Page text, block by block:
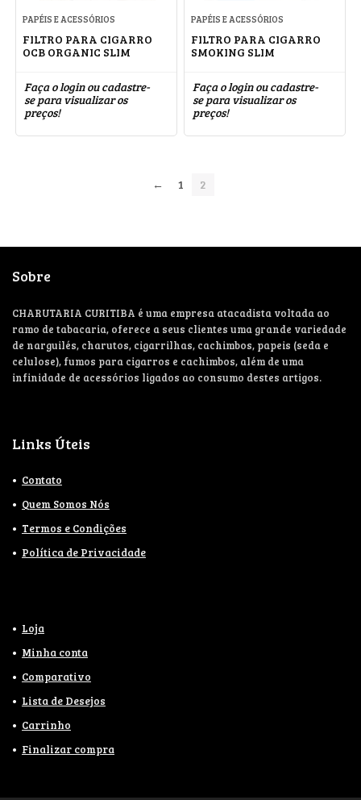
PAPÉIS E ACESSÓRIOS
FILTRO PARA CIGARRO
OCB ORGANIC SLIM
Faça o login ou cadastre-
se para visualizar os
preços!
PAPÉIS E ACESSÓRIOS
FILTRO PARA CIGARRO
SMOKING SLIM
Faça o login ou cadastre-
se para visualizar os
preços!
← 1 2
Sobre
CHARUTARIA CURITIBA é uma empresa atacadista voltada ao
ramo de tabacaria, oferece a seus clientes uma grande variedade
de narguilés, charutos, cigarrilhas, cachimbos, papeis (seda e
celulose), fumos para cigarros e cachimbos, além de uma
infinidade de acessórios ligados ao consumo destes artigos.
Links Úteis
Contato
Quem Somos Nós
Termos e Condições
Política de Privacidade
Loja
Minha conta
Comparativo
Lista de Desejos
Carrinho
Finalizar compra